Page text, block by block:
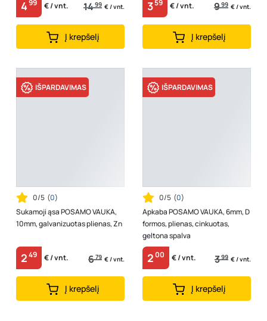
499 € / vnt. 1499 € / vnt.
Į krepšelį
359 € / vnt. 999 € / vnt.
Į krepšelį
IŠPARDAVIMAS
0/5 (0)
Sukamoji ąsa POSAMO VAUKA,
10mm, galvanizuotas plienas, Zn
249 € / vnt. 679 € / vnt.
Į krepšelį
IŠPARDAVIMAS
0/5 (0)
Apkaba POSAMO VAUKA, 6mm, D
formos, plienas, cinkuotas,
geltona spalva
200 € / vnt. 399 € / vnt.
Į krepšelį